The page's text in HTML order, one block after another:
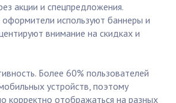
акции и спецпредложения.
используют баннеры и
внимание на скидках и
Более 60% пользователей
устройств, поэтому
корректно отображаться на разных